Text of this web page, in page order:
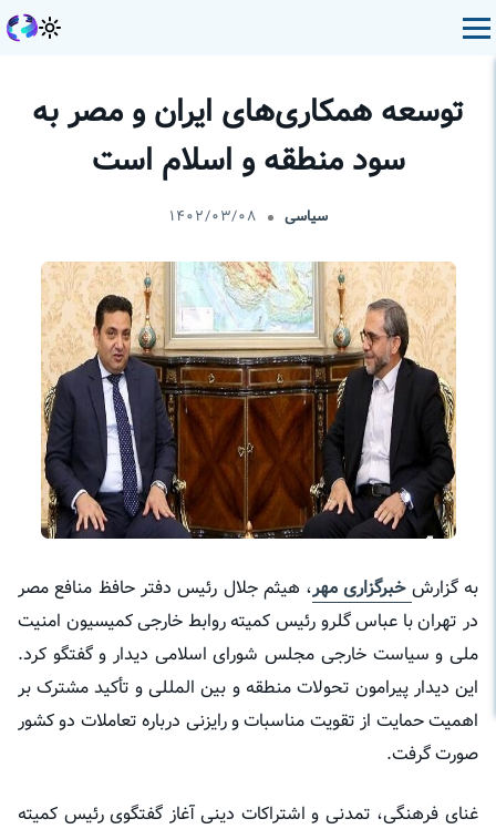
توسعه همکاری‌های ایران و مصر به
سود منطقه و اسلام است
سیاسی ۱۴۰۲/۰۳/۰۸
به گزارش خبرگزاری مهر، هیثم جلال رئیس دفتر حافظ منافع مصر
در تهران با عباس گلرو رئیس کمیته روابط خارجی کمیسیون امنیت
ملی و سیاست خارجی مجلس شورای اسلامی دیدار و گفتگو کرد.
این دیدار پیرامون تحولات منطقه و بینالمللیو تأکید مشترک بر
اهمیت حمایت از تقویت مناسبات و رایزنی درباره تعاملات دو کشور
صورت گرفت.
غنای فرهنگی، تمدنی و اشتراکات دینی آغاز گفتگوی رئیس کمیته